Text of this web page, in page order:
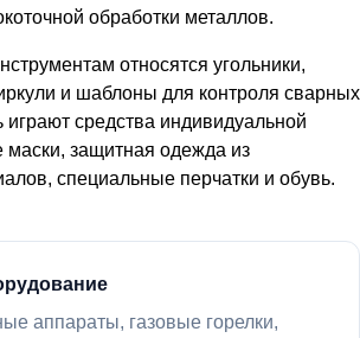
обработки металлов.
относятся угольники,
и шаблоны для контроля сварных
средства индивидуальной
защитная одежда из
специальные перчатки и обувь.
аппараты, газовые горелки,